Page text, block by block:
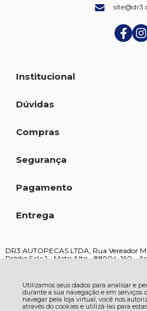
Utilizamos seus dados para analisar e
durante a sua navegação e em serviços
navegar pela loja virtual, você nos
através do cookies e utilizá-las para
Institucional
Dúvidas
Compras
Segurança
Pagamento
Entrega
DR3 AUTOPECAS LTDA, Rua Vereador
Prédio Sala 1 - Mato Alto - 88904-160 -